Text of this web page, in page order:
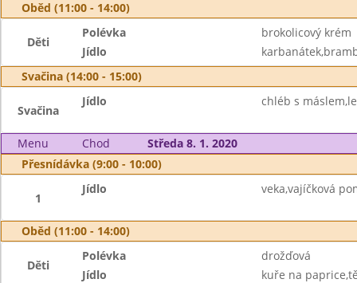
Oběd (11:00 - 14:00)
Děti
Polévka
brokolicový krém
Jídlo
Svačina (14:00 - 15:00)
Svačina
Jídlo chléb s
Menu Chod
Středa 8. 1. 2020
Přesnídávka (9:00 - 10:00)
1
Jídlo veka,vajíčková
Oběd (11:00 - 14:00)
Děti
Polévka
drožďová
Jídlo
kuře na